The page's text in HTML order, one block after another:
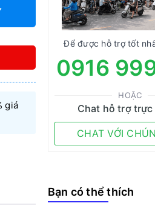
giá
Để được hỗ trợ tốt
0916
HOẶC
Chat hỗ trợ trực
CHAT VỚI
Bạn có thể thích